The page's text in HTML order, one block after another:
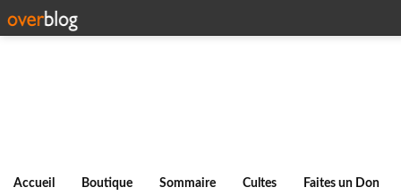
Accueil Boutique Sommaire Cultes Faites un Don